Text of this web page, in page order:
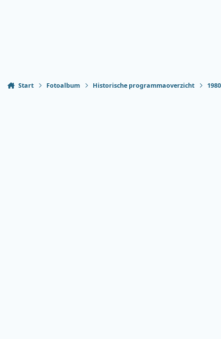
Start Fotoalbum Historische programmaoverzicht 1980